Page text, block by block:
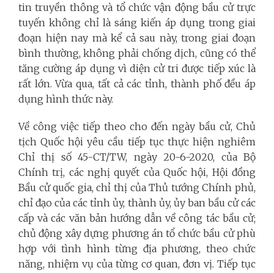
tin truyền thông và tổ chức vận động bầu cử trực
tuyến không chỉ là sáng kiến áp dụng trong giai
đoạn hiện nay mà kể cả sau này, trong giai đoạn
bình thường, không phải chống dịch, cũng có thể
tăng cường áp dụng vì diện cử tri được tiếp xúc là
rất lớn. Vừa qua, tất cả các tỉnh, thành phố đều áp
dụng hình thức này.
Về công việc tiếp theo cho đến ngày bầu cử, Chủ
tịch Quốc hội yêu cầu tiếp tục thực hiện nghiêm
Chỉ thị số 45-CT/TW, ngày 20-6-2020, của Bộ
Chính trị, các nghị quyết của Quốc hội, Hội đồng
Bầu cử quốc gia, chỉ thị của Thủ tướng Chính phủ,
chỉ đạo của các tỉnh ủy, thành ủy, ủy ban bầu cử các
cấp và các văn bản hướng dẫn về công tác bầu cử;
chủ động xây dựng phương án tổ chức bầu cử phù
hợp với tình hình từng địa phương, theo chức
năng, nhiệm vụ của từng cơ quan, đơn vị. Tiếp tục